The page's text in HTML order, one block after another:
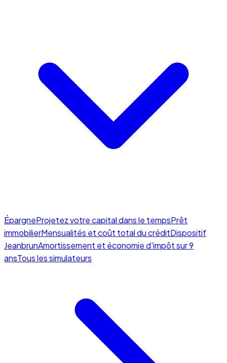
ÉpargneProjetez votre capital dans le tempsPrêt
immobilierMensualités et coût total du créditDispositif
JeanbrunAmortissement et économie d'impôt sur 9
ansTous les simulateurs